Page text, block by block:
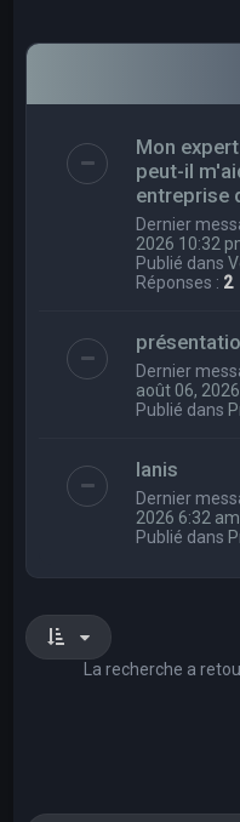
Mon
peut-il
entreprise
Dernier
2026 10:32
Publié dans
Réponses : 2
Dernier
août 06,
Publié dans
Ianis
Dernier
2026 6:32 am
Publié dans
La recherche a